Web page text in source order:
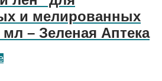
и мелированных
мл – Зеленая Аптека